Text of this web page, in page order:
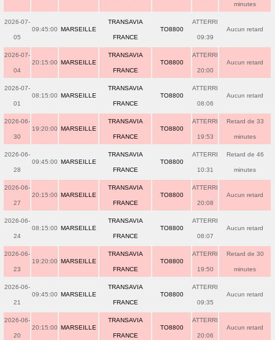
minutes
2026-07-
05
09:45:00 MARSEILLE
TRANSAVIA
FRANCE
TO8800
ATTERRI
09:39
Aucun retard
2026-07-
04
20:15:00 MARSEILLE
TRANSAVIA
FRANCE
TO8800
ATTERRI
20:00
Aucun retard
2026-07-
01
08:15:00 MARSEILLE
TRANSAVIA
FRANCE
TO8800
ATTERRI
08:06
Aucun retard
2026-06-
30
19:20:00 MARSEILLE
TRANSAVIA
FRANCE
TO8800
ATTERRI
19:53
Retard de 33
minutes
2026-06-
28
09:45:00 MARSEILLE
TRANSAVIA
FRANCE
TO8800
ATTERRI
10:31
Retard de 46
minutes
2026-06-
27
20:15:00 MARSEILLE
TRANSAVIA
FRANCE
TO8800
ATTERRI
20:08
Aucun retard
2026-06-
24
08:15:00 MARSEILLE
TRANSAVIA
FRANCE
TO8800
ATTERRI
08:07
Aucun retard
2026-06-
23
19:20:00 MARSEILLE
TRANSAVIA
FRANCE
TO8800
ATTERRI
19:50
Retard de 30
minutes
2026-06-
21
09:45:00 MARSEILLE
TRANSAVIA
FRANCE
TO8800
ATTERRI
09:35
Aucun retard
2026-06-
20
20:15:00 MARSEILLE
TRANSAVIA
FRANCE
TO8800
ATTERRI
20:06
Aucun retard